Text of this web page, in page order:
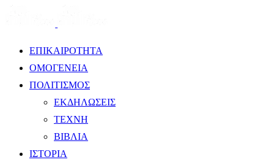
ΕΠΙΚΑΙΡΟΤΗΤΑ
ΟΜΟΓΕΝΕΙΑ
ΠΟΛΙΤΙΣΜΟΣ
ΕΚΔΗΛΩΣΕΙΣ
ΤΕΧΝΗ
ΒΙΒΛΙΑ
ΙΣΤΟΡΙΑ